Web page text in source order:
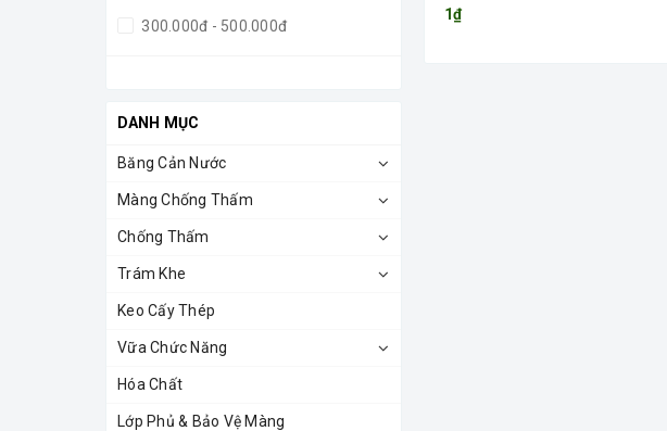
300.000đ - 500.000đ
DANH MỤC
Băng Cản Nước
Màng Chống Thấm
Chống Thấm
Trám Khe
Keo Cấy Thép
Vữa Chức Năng
Hóa Chất
Lớp Phủ & Bảo Vệ Màng
1₫